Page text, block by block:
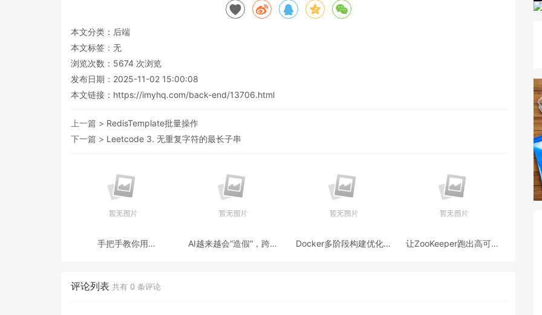
本文分类： 后端
本文标签：无
浏览次数： 5674 次浏览
发布日期：2025-11-02 15:00:08
本文链接： https://imyhq.com/back-end/13706.html
上一篇 > RedisTemplate批量操作
下一篇 > Leetcode 3. 无重复字符的最长子串
手把手教你用
AI越来越会“造假“，跨模
Docker多阶段构建优化：
让ZooKeeper跑出高可用:
评论列表 共有 0 条评论